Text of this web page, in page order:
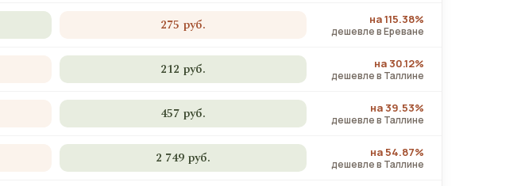
275 руб. на 115.38%
дешевле в Ереване
212 руб. на 30.12%
дешевле в Таллине
457 руб. на 39.53%
дешевле в Таллине
2 749 руб. на 54.87%
дешевле в Таллине